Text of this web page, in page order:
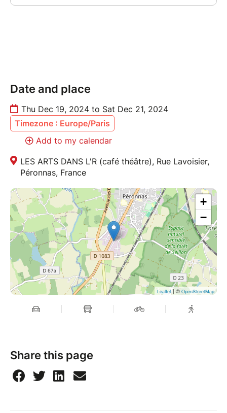
Durée : 1H15
Date and place
Thu Dec 19, 2024 to Sat Dec 21, 2024
Timezone : Europe/Paris
Add to my calendar
LES ARTS DANS L'R (café théâtre), Rue Lavoisier,
Péronnas, France
+
−
Leaflet| © OpenStreetMap
Share this page